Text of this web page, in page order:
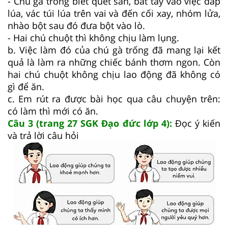
lúa, vác túi lúa trên vai và đến cối xay, nhóm lửa,
nhào bột sau đó đưa bột vào lò.
- Hai chú chuột thì không chịu làm lụng.
b. Việc làm đó của chú gà trống đã mang lại kết
quả là làm ra những chiếc bánh thơm ngon. Còn
hai chú chuột không chịu lao động đã không có
gì để ăn.
c. Em rút ra được bài học qua câu chuyện trên:
có làm thì mới có ăn.
Câu 3 (trang 27 SGK Đạo đức lớp 4): Đọc ý kiến
và trả lời câu hỏi